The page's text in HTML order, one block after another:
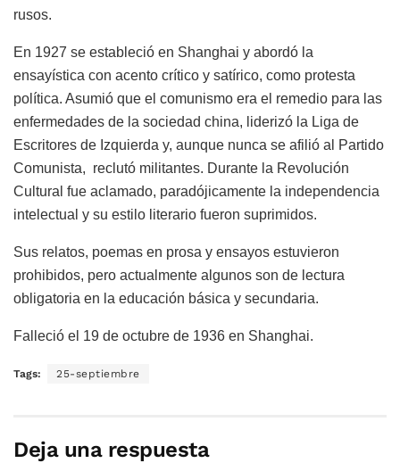
rusos.
En 1927 se estableció en Shanghai y abordó la
ensayística con acento crítico y satírico, como protesta
política. Asumió que el comunismo era el remedio para las
enfermedades de la sociedad china, liderizó la Liga de
Escritores de Izquierda y, aunque nunca se afilió al Partido
Comunista, reclutó militantes. Durante la Revolución
Cultural fue aclamado, paradójicamente la independencia
intelectual y su estilo literario fueron suprimidos.
Sus relatos, poemas en prosa y ensayos estuvieron
prohibidos, pero actualmente algunos son de lectura
obligatoria en la educación básica y secundaria.
Falleció el 19 de octubre de 1936 en Shanghai.
Tags: 25-septiembre
Deja una respuesta